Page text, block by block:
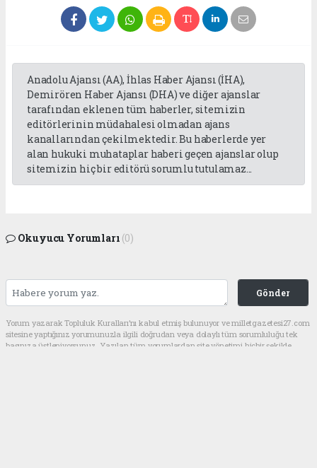
Anadolu Ajansı (AA), İhlas Haber Ajansı (İHA),
Demirören Haber Ajansı (DHA) ve diğer ajanslar
tarafından eklenen tüm haberler, sitemizin
editörlerinin müdahalesi olmadan ajans
kanallarından çekilmektedir. Bu haberlerde yer
alan hukuki muhataplar haberi geçen ajanslar olup
sitemizin hiç bir editörü sorumlu tutulamaz...
Okuyucu Yorumları (0)
Gönder
Yorum yazarak Topluluk Kuralları’nı kabul etmiş bulunuyor ve milletgazetesi27.com
sitesine yaptığınız yorumunuzla ilgili doğrudan veya dolaylı tüm sorumluluğu tek
başınıza üstleniyorsunuz. Yazılan tüm yorumlardan site yönetimi hiçbir şekilde